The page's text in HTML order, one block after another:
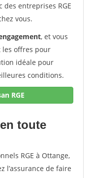
entreprises RGE
vous.
, et vous
les offres pour
idéale pour
conditions.
RGE
toute
RGE à Ottange,
l’assurance de faire